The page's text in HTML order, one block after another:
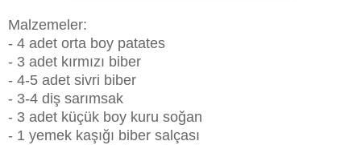
Malzemeler:
- 4 adet orta boy patates
- 3 adet kırmızı biber
- 4-5 adet sivri biber
- 3-4 diş sarımsak
- 3 adet küçük boy kuru soğan
- 1 yemek kaşığı biber salçası